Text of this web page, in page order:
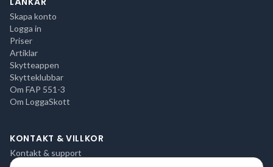
Skapa konto
Logga in
Priser
Artiklar
Skytteappen
Skytteklubbar
Om FAP 551-3
Om LoggaSkott
KONTAKT & VILLKOR
Kontakt & support
Integritetspolicy